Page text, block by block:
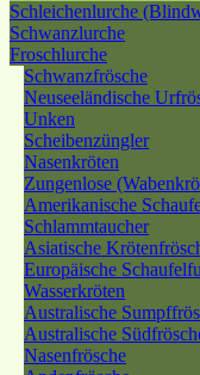
Schleichenlurche
Schwanzlurche
Froschlurche
Schwanzfrösche
Neuseeländische
Unken
Scheibenzüngler
Nasenkröten
Zungenlose
Amerikanische
Schlammtaucher
Asiatische
Europäische
Wasserkröten
Australische
Australische
Nasenfrösche